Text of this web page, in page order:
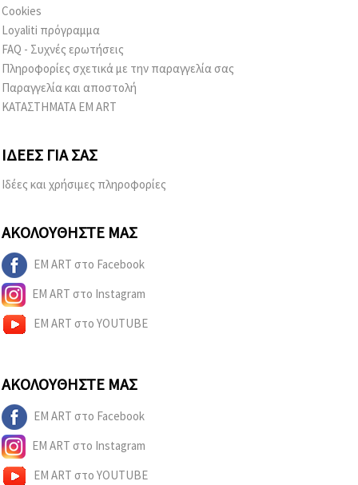
Cookies
Loyaliti πρόγραμμα
FAQ - Συχνές ερωτήσεις
Πληροφορίες σχετικά με την παραγγελία σας
Παραγγελία και αποστολή
ΚΑΤΑΣΤΗΜΑΤΑ EM ART
ΙΔΈΕΣ ΓΙΑ ΣΑΣ
Ιδέες και χρήσιμες πληροφορίες
ΑΚΟΛΟΥΘΉΣΤΕ ΜΑΣ
EM ART στο Facebook
EM ART στο Instagram
EM ART στο YOUTUBE
ΑΚΟΛΟΥΘΉΣΤΕ ΜΑΣ
EM ART στο Facebook
EM ART στο Instagram
EM ART στο YOUTUBE